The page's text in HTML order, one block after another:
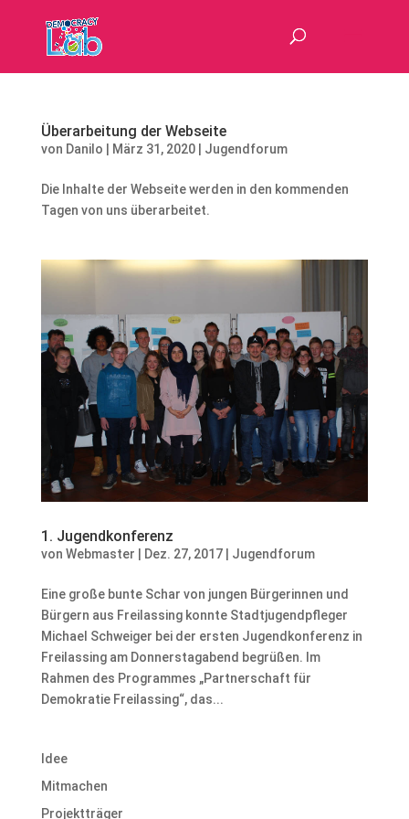
Überarbeitung der Webseite
von Danilo März 31, 2020| Jugendforum
Die Inhalte der Webseite werden in den kommenden
Tagen von uns überarbeitet.
1. Jugendkonferenz
von Webmaster Dez. 27, 2017| Jugendforum
Eine große bunte Schar von jungen Bürgerinnen und
Bürgern aus Freilassing konnte Stadtjugendpfleger
Michael Schweiger bei der ersten Jugendkonferenz in
Freilassing am Donnerstagabend begrüßen. Im
Rahmen des Programmes „Partnerschaft für
Demokratie Freilassing“, das...
Idee
Mitmachen
Projektträger